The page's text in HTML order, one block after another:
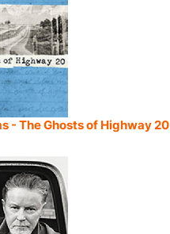
- The Ghosts of Highway 20